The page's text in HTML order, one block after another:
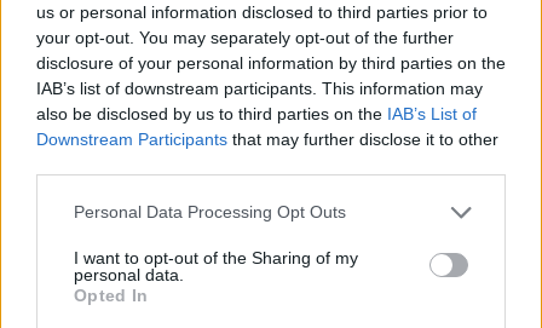
us or personal information disclosed to third parties prior to
your opt-out. You may separately opt-out of the further
disclosure of your personal information by third parties on the
IAB’s list of downstream participants. This information may
also be disclosed by us to third parties on the IAB’s List of
Downstream Participants that may further disclose it to other
Personal Data Processing Opt Outs
I want to opt-out of the Sharing of my
personal data.
Opted In
2 uživatelům se líbí
Informace o profilu a chatu